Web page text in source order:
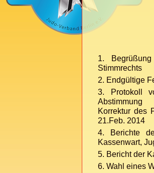
Stimmrechts
Endgültige
Protokoll
Abstimmung
Korrektur des
21.Feb. 2014
Berichte
Kassenwart,
Bericht der
Wahl eines